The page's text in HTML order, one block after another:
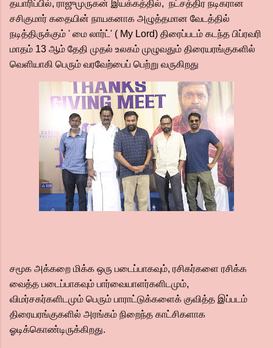
தயாரிப்பில், ராஜுமுருகன் இயக்கத்தில், நட்சத்திர நடிகரான
சசிகுமார் கதையின் நாயகனாக அழுத்தமான வேடத்தில்
நடித்திருக்கும் ' மை லார்ட்' ( My Lord) திரைப்படம் கடந்த பிப்ரவரி
மாதம் 13 ஆம் தேதி முதல் உலகம் முழுவதும் திரையரங்குகளில்
வெளியாகி பெரும் வரவேற்பைப் பெற்று வருகிறது
சமூக அக்கறை மிக்க ஒரு படைப்பாகவும், ரசிகர்களை ரசிக்க
வைத்த படைப்பாகவும் பார்வையாளர்களிடமும்,
விமர்சகர்களிடமும் பெரும் பாராட்டுக்களைக் குவித்த இப்படம்
திரையரங்குகளில் அரங்கம் நிறைந்த காட்சிகளாக
ஓடிக்கொண்டிருக்கிறது.